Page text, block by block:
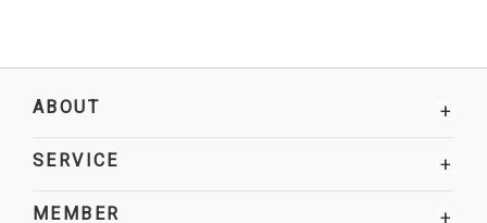
ABOUT +
SERVICE +
MEMBER